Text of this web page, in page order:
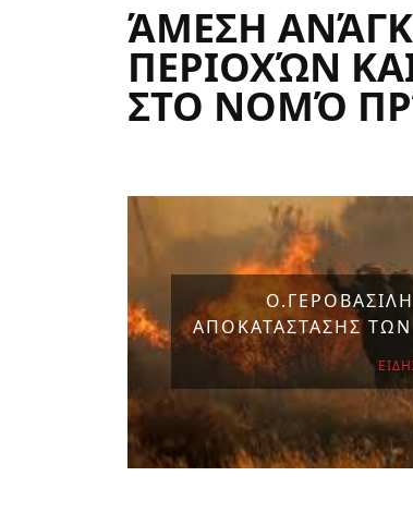
ΆΜΕΣΗ
ΠΕΡΙΟΧΏΝ
ΣΤΟ ΝΟΜΌ
ΑΠΟΚΑΤΑΣΤΑΣΗΣ